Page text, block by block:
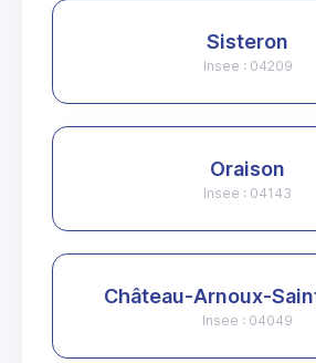
Sisteron
Insee : 04209
Oraison
Insee : 04143
Château-Arnoux-
Insee : 04049